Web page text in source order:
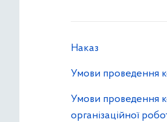
Наказ
Умови проведення
Умови проведення
організаційної